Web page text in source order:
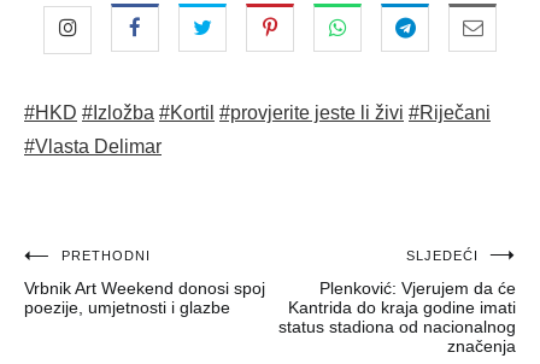
#HKD #Izložba #Kortil #provjerite jeste li živi #Riječani
#Vlasta Delimar
Navigacija
objava
PRETHODNI
Vrbnik Art Weekend donosi spoj
poezije, umjetnosti i glazbe
SLJEDEĆI
Plenković: Vjerujem da će
Kantrida do kraja godine imati
status stadiona od nacionalnog
značenja